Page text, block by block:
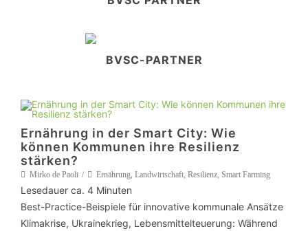
BVSC-PARTNER
Ernährung in der Smart City: Wie
können Kommunen ihre Resilienz
stärken?
Mirko de Paoli Ernährung, Landwirtschaft, Resilienz, Smart Farming
Lesedauer ca. 4 Minuten
Best-Practice-Beispiele für innovative kommunale Ansätze
Klimakrise, Ukrainekrieg, Lebensmittelteuerung: Während